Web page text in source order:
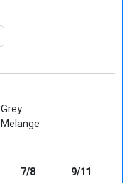
Grey
Melange
7/8 9/11